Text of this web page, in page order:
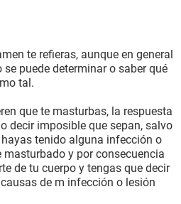
te refieras, aunque en general
puede determinar o saber qué
tal.
que te masturbas, la respuesta
decir imposible que sepan, salvo
tenido alguna infección o
masturbado y por consecuencia
de tu cuerpo y tengas que decir
de m infección o lesión